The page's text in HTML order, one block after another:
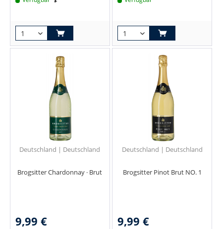
Deutschland | Deutschland
Brogsitter Chardonnay · Brut
9,99 €
Deutschland | Deutschland
Brogsitter Pinot Brut NO. 1
9,99 €